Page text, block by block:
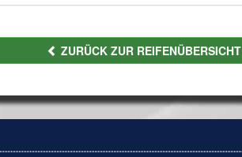
ZURÜCK ZUR REIFENÜBERSICHT